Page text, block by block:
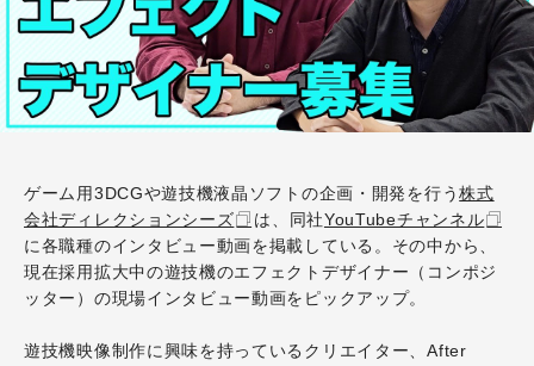
ゲーム用3DCGや遊技機液晶ソフトの企画・開発を行う株式
会社ディレクションシーズ
は、同社YouTubeチャンネル
に各職種のインタビュー動画を掲載している。その中から、
現在採用拡大中の遊技機のエフェクトデザイナー（コンポジ
ッター）の現場インタビュー動画をピックアップ。
遊技機映像制作に興味を持っているクリエイター、After